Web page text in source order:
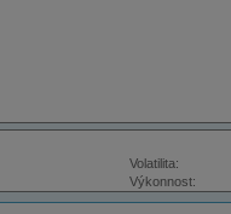
Volatilita:
Výkonnost: